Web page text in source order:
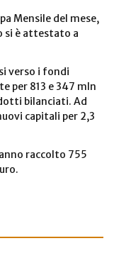
Mensile del mese,
si è attestato a
verso i fondi
per 813 e 347 mln
bilanciati. Ad
capitali per 2,3
raccolto 755